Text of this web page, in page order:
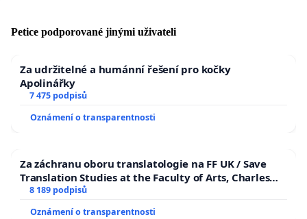
Petice podporované jinými uživateli
Za udržitelné a humánní řešení pro kočky
Apolinářky
7 475 podpisů
Oznámení o transparentnosti
Za záchranu oboru translatologie na FF UK / Save
Translation Studies at the Faculty of Arts, Charles
University
8 189 podpisů
Oznámení o transparentnosti